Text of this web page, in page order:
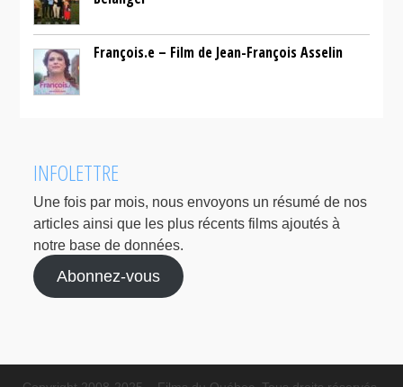
François.e – Film de Jean-François Asselin
INFOLETTRE
Une fois par mois, nous envoyons un résumé de nos
articles ainsi que les plus récents films ajoutés à
notre base de données.
Abonnez-vous